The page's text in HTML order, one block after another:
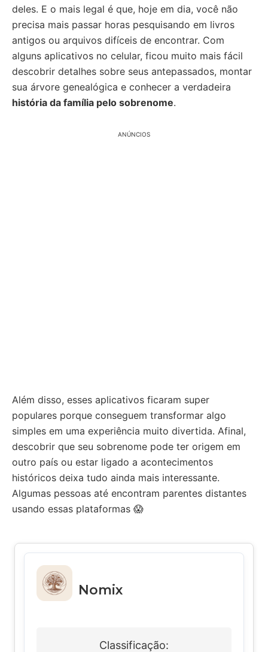
deles. E o mais legal é que, hoje em dia, você não
precisa mais passar horas pesquisando em livros
antigos ou arquivos difíceis de encontrar. Com
alguns aplicativos no celular, ficou muito mais fácil
descobrir detalhes sobre seus antepassados, montar
sua árvore genealógica e conhecer a verdadeira
história da família pelo sobrenome.
ANÚNCIOS
Além disso, esses aplicativos ficaram super
populares porque conseguem transformar algo
simples em uma experiência muito divertida. Afinal,
descobrir que seu sobrenome pode ter origem em
outro país ou estar ligado a acontecimentos
históricos deixa tudo ainda mais interessante.
Algumas pessoas até encontram parentes distantes
usando essas plataformas 😱
Nomix
Classificação: